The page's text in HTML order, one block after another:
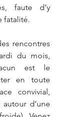
faute d’y
fatalité.
rencontres
du mois,
est le
en toute
convivial,
d’une